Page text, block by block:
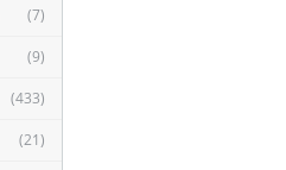
(7)
(9)
(433)
(21)